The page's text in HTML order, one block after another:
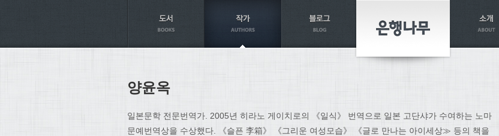
양윤옥
일본문학 전문번역가. 2005년 히라노 게이치로의 《일식》 번역으로 일본 고단샤가 수여하는 노마
문예번역상을 수상했다. 《슬픈 李箱》 《그리운 여성모습》 《글로 만나는 아이세상≫ 등의 책을